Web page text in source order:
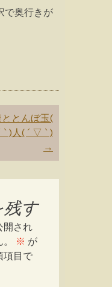
で奥行きが
とんぼ玉(
` )人( ´ ▽ ` )
→
残す
開され
※ が
項目で